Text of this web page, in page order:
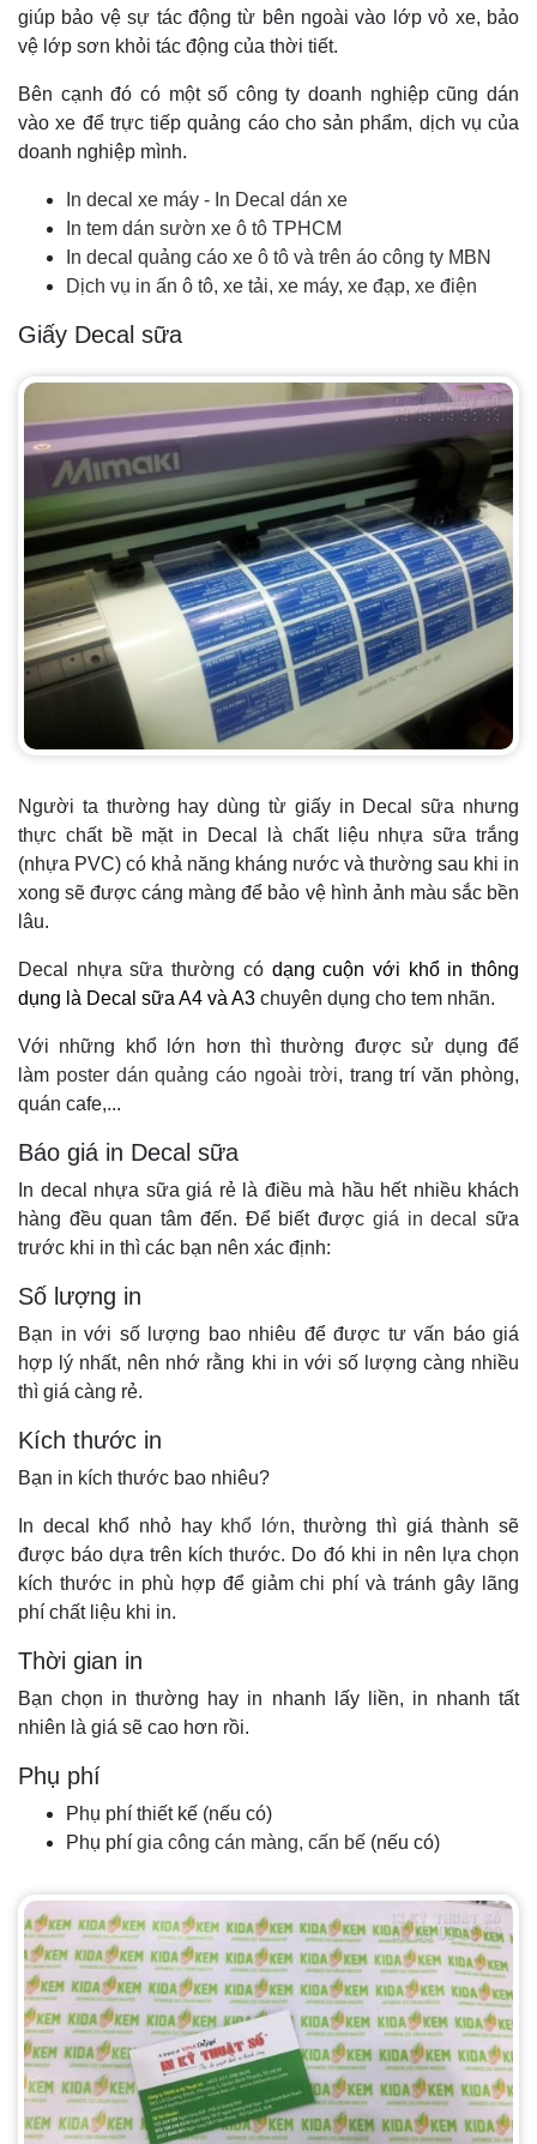
giúp bảo vệ sự tác động từ bên ngoài vào lớp vỏ xe, bảo
vệ lớp sơn khỏi tác động của thời tiết.
Bên cạnh đó có một số công ty doanh nghiệp cũng dán
vào xe để trực tiếp quảng cáo cho sản phẩm, dịch vụ của
doanh nghiệp mình.
In decal xe máy - In Decal dán xe
In tem dán sườn xe ô tô TPHCM
In decal quảng cáo xe ô tô và trên áo công ty MBN
Dịch vụ in ấn ô tô, xe tải, xe máy, xe đạp, xe điện
Giấy Decal sữa
Người ta thường hay dùng từ giấy in Decal sữa nhưng
thực chất bề mặt in Decal là chất liệu nhựa sữa trắng
(nhựa PVC) có khả năng kháng nước và thường sau khi in
xong sẽ được cáng màng để bảo vệ hình ảnh màu sắc bền
lâu.
Decal nhựa sữa thường có dạng cuộn với khổ in thông
dụng là Decal sữa A4 và A3 chuyên dụng cho tem nhãn.
Với những khổ lớn hơn thì thường được sử dụng để
làm poster dán quảng cáo ngoài trời, trang trí văn phòng,
quán cafe,...
Báo giá in Decal sữa
In decal nhựa sữa giá rẻ là điều mà hầu hết nhiều khách
hàng đều quan tâm đến. Để biết được giá in decal
sữa
trước khi in thì các bạn nên xác định:
Số lượng in
Bạn in với số lượng bao nhiêu để được tư vấn báo giá
hợp lý nhất, nên nhớ rằng khi in với số lượng càng nhiều
thì giá càng rẻ.
Kích thước in
Bạn in kích thước bao nhiêu?
In decal khổ nhỏ hay khổ lớn, thường thì giá thành sẽ
được báo dựa trên kích thước. Do đó khi in nên lựa chọn
kích thước in phù hợp để giảm chi phí và tránh gây lãng
phí chất liệu khi in.
Thời gian in
Bạn chọn in thường hay in nhanh lấy liền, in nhanh tất
nhiên là giá sẽ cao hơn rồi.
Phụ phí
Phụ phí thiết kế (nếu có)
Phụ phí gia công cán màng, cấn bế (nếu có)